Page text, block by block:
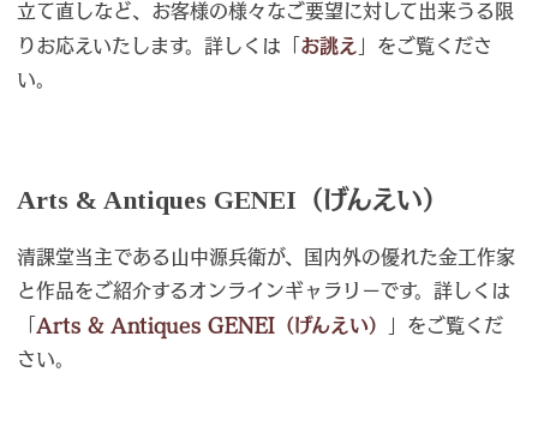
立て直しなど、お客様の様々なご要望に対して出来うる限
りお応えいたします。詳しくは「 お誂え
」をご覧くださ
い。
Arts & Antiques GENEI（げんえい）
清課堂当主である山中源兵衛が、国内外の優れた金工作家
と作品をご紹介するオンラインギャラリーです。詳しくは
Arts & Antiques GENEI（げんえい）
」をご覧くだ
さい。